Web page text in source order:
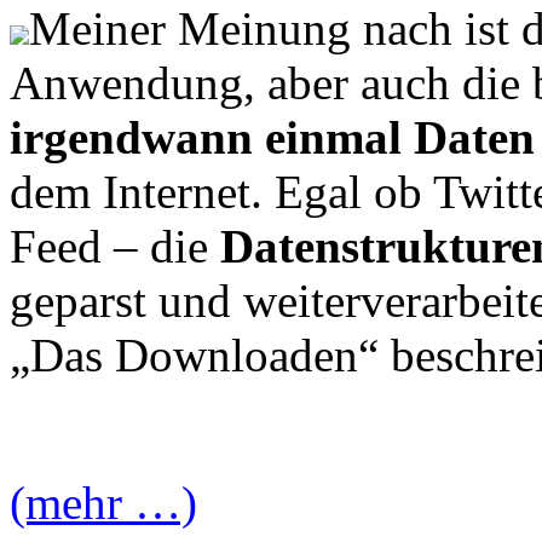
Meiner Meinung nach ist
Anwendung, aber auch die
irgendwann einmal Daten
dem Internet. Egal ob
Feed – die
geparst und
„Das Downloaden“
(mehr …)